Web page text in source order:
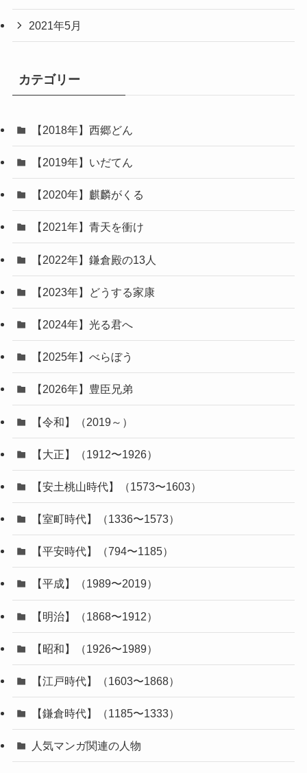
2021年5月
カテゴリー
【2018年】西郷どん
【2019年】いだてん
【2020年】麒麟がくる
【2021年】青天を衝け
【2022年】鎌倉殿の13人
【2023年】どうする家康
【2024年】光る君へ
【2025年】べらぼう
【2026年】豊臣兄弟
【令和】（2019～）
【大正】（1912〜1926）
【安土桃山時代】（1573〜1603）
【室町時代】（1336〜1573）
【平安時代】（794〜1185）
【平成】（1989〜2019）
【明治】（1868〜1912）
【昭和】（1926〜1989）
【江戸時代】（1603〜1868）
【鎌倉時代】（1185〜1333）
人気マンガ関連の人物